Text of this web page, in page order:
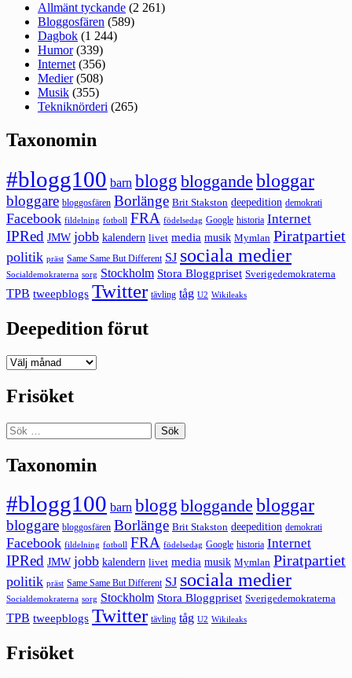
Allmänt tyckande (2 261)
Bloggosfären (589)
Dagbok (1 244)
Humor(339)
Internet (356)
Medier(508)
Musik (355)
Tekniknörderi (265)
Taxonomin
#blogg100 barn blogg bloggande bloggar
bloggare bloggosfären Borlänge Brit Stakston deepedition demokrati
Facebook fildelning fotboll FRA födelsedag Google historia Internet
IPRed JMW jobb kalendern livet media musik Mymlan Piratpartiet
politik präst Same Same But Different SJ sociala medier
Socialdemokraterna sorg Stockholm Stora Bloggpriset Sverigedemokraterna
TPB tweepblogs Twitter tävling tåg U2 Wikileaks
Deepedition förut
Deepedition
Frisöket
Sök
efter:
Taxonomin
#blogg100 barn blogg bloggande bloggar
bloggare bloggosfären Borlänge Brit Stakston deepedition demokrati
Facebook fildelning fotboll FRA födelsedag Google historia Internet
IPRed JMW jobb kalendern livet media musik Mymlan Piratpartiet
politik präst Same Same But Different SJ sociala medier
Socialdemokraterna sorg Stockholm Stora Bloggpriset Sverigedemokraterna
TPB tweepblogs Twitter tävling tåg U2 Wikileaks
Frisöket